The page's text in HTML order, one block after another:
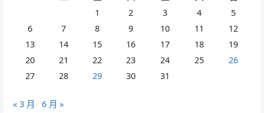
1
2 3 4
5
6
7 8 9 10 11
12
13
14 15 16 17 18
19
20
21 22 23 24 25
26
27
28 29 30 31
« 3 月 6 月 »